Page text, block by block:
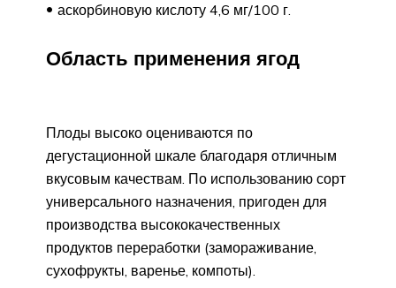
аскорбиновую кислоту 4,6 мг/100 г.
Область применения ягод
Плоды высоко оцениваются по
дегустационной шкале благодаря отличным
вкусовым качествам. По использованию сорт
универсального назначения, пригоден для
производства высококачественных
продуктов переработки (замораживание,
сухофрукты, варенье, компоты).